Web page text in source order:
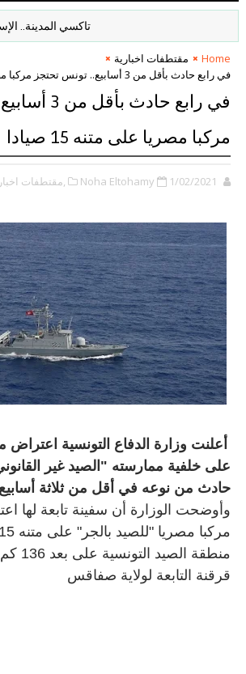
تاكسي المدينة..
Home
مقتطفات اخبارية
في رابع حادث بأقل من 3 أسابيع.. تونس تحتجز مركبا مصريا على متنه 15 صيادا
في رابع
مركبا مصريا على متنه 15 صيادا
Noha Eltohamy 1/02/2021 ,مقتطفات
أعلنت وزارة الدفاع التونسية
على خلفية ممارسته "الصيد غير
حادث من نوعه في أقل من ثلاثة
وأوضحت الوزارة أن سفينة تابعة لها
منطقة
قرقنة التابعة لولاية صفاقس